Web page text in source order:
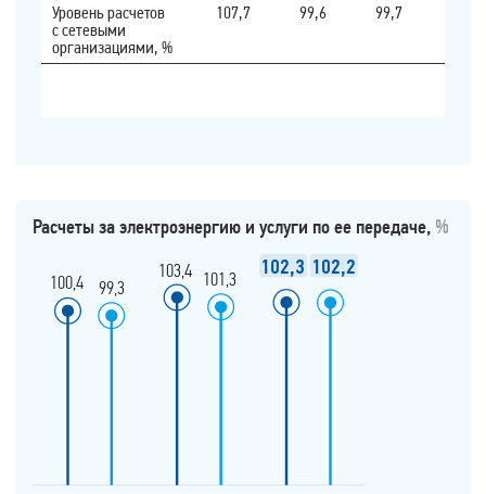
Уровень расчетов
с сетевыми
организациями, %
107,7 99,6 99,7
Расчеты за электроэнергию и услуги по ее передаче, %
100,4 99,3
103,4 101,3
102,3 102,2